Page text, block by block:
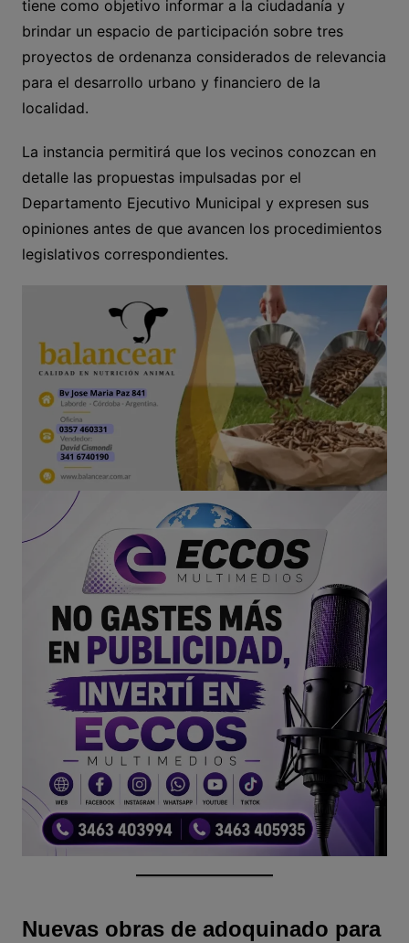
tiene como objetivo informar a la ciudadanía y
brindar un espacio de participación sobre tres
proyectos de ordenanza considerados de relevancia
para el desarrollo urbano y financiero de la
localidad.
La instancia permitirá que los vecinos conozcan en
detalle las propuestas impulsadas por el
Departamento Ejecutivo Municipal y expresen sus
opiniones antes de que avancen los procedimientos
legislativos correspondientes.
Nuevas obras de adoquinado para